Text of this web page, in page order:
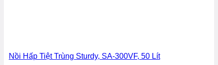
Nồi Hấp Tiệt Trùng Sturdy, SA-300VF, 50 Lít